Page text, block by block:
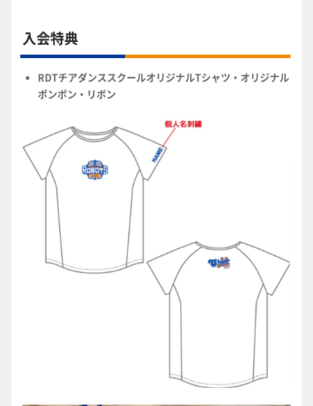
入会特典
RDTチアダンススクールオリジナルTシャツ・オリジナル
ポンポン・リボン